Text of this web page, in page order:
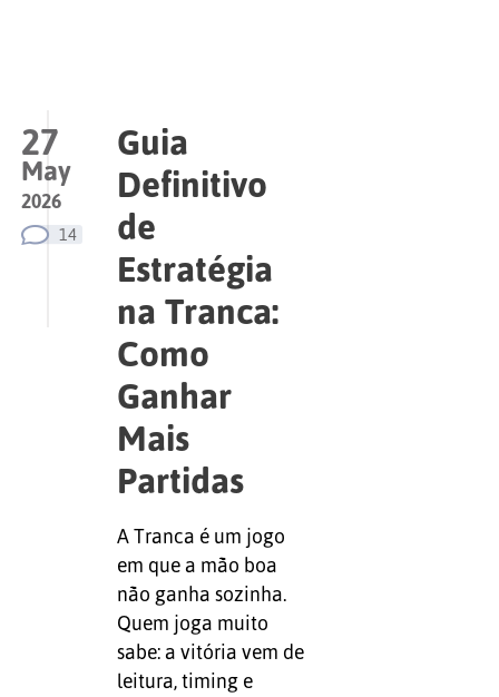
27
May
2026
14
Guia
Definitivo
de
Estratégia
na Tranca:
Como
Ganhar
Mais
Partidas
A Tranca é um jogo
em que a mão boa
não ganha sozinha.
Quem joga muito
sabe: a vitória vem de
leitura, timing e